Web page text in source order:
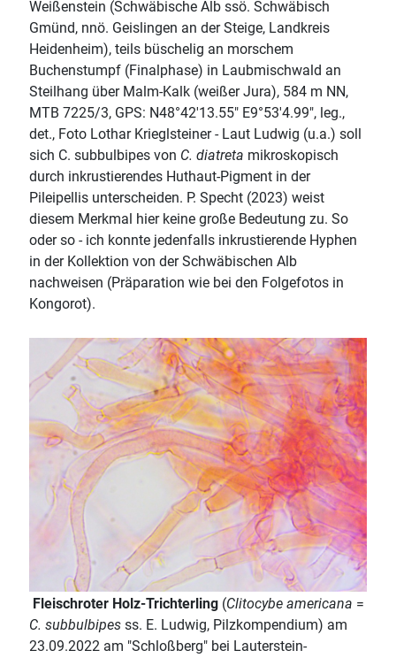
Weißenstein (Schwäbische Alb ssö. Schwäbisch
Gmünd, nnö. Geislingen an der Steige, Landkreis
Heidenheim), teils büschelig an morschem
Buchenstumpf (Finalphase) in Laubmischwald an
Steilhang über Malm-Kalk (weißer Jura), 584 m NN,
MTB 7225/3, GPS: N48°42'13.55" E9°53'4.99", leg.,
det., Foto Lothar Krieglsteiner - Laut Ludwig (u.a.) soll
sich C. subbulbipes von C. diatreta mikroskopisch
durch inkrustierendes Huthaut-Pigment in der
Pileipellis unterscheiden. P. Specht (2023) weist
diesem Merkmal hier keine große Bedeutung zu. So
oder so - ich konnte jedenfalls inkrustierende Hyphen
in der Kollektion von der Schwäbischen Alb
nachweisen (Präparation wie bei den Folgefotos in
Kongorot).
Fleischroter Holz-Trichterling (Clitocybe americana =
C. subbulbipes ss. E. Ludwig, Pilzkompendium) am
23.09.2022 am "Schloßberg" bei Lauterstein-